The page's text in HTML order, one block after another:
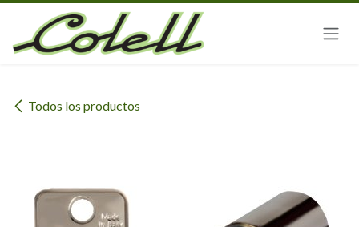
Ir al contenido
Todos los productos